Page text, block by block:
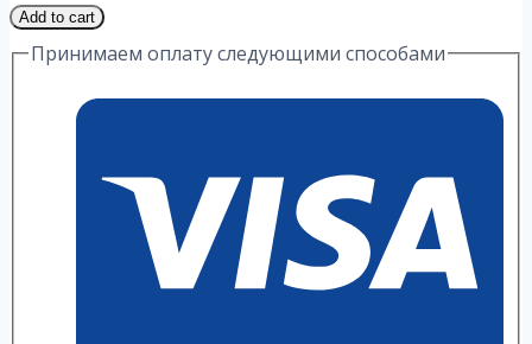
2
Часть
Add to cart
Принимаем оплату следующими способами